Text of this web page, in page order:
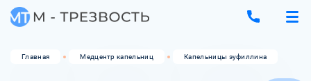
Главная Медцентр капельниц Капельницы эуфиллина